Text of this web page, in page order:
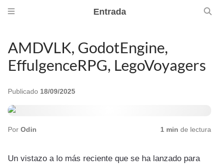
Entrada
AMDVLK, GodotEngine,
EffulgenceRPG, LegoVoyagers
Publicado 18/09/2025
Por Odin 1 min de lectura
Un vistazo a lo más reciente que se ha lanzado para